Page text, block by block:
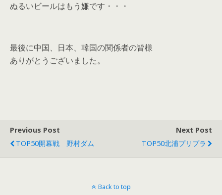
ぬるいビールはもう嫌です・・・
最後に中国、日本、韓国の関係者の皆様
ありがとうございました。
Previous Post
TOP50開幕戦 野村ダム
Next Post
TOP50北浦プリプラ
Back to top